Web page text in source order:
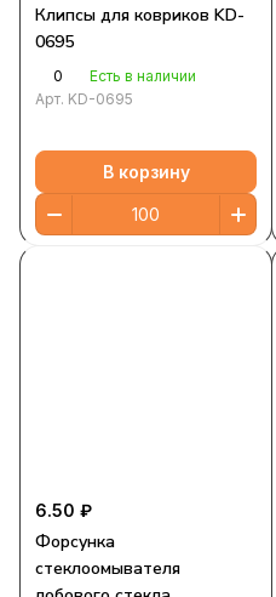
Клипсы для ковриков KD-
0695
0
Есть в наличии
Арт. KD-0695
В корзину
6.50 ₽
Форсунка
стеклоомывателя